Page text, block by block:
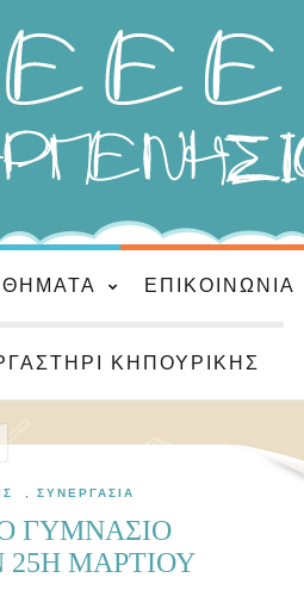
ΕΠΙΚΟΙΝΩΝΊΑ
ΚΗΠΟΥΡΙΚΉΣ
ΣΥΝΕΡΓΑΣΊΑ
ΓΥΜΝΑΣΙΟ
25Η ΜΑΡΤΊΟΥ